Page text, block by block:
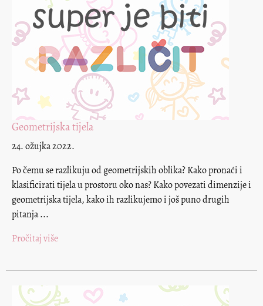
Geometrijska tijela
24. ožujka 2022.
Po čemu se razlikuju od geometrijskih oblika? Kako pronaći i
klasificirati tijela u prostoru oko nas? Kako povezati dimenzije i
geometrijska tijela, kako ih razlikujemo i još puno drugih
pitanja ...
Pročitaj više